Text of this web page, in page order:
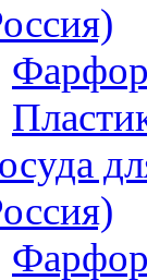
Фарфор
Фарфор